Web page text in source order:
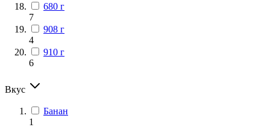
680 г
7
908 г
4
910 г
6
Вкус
Банан
1